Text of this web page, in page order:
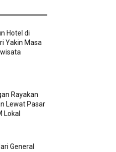
Hotel di
Yakin Masa
Rayakan
Lewat Pasar
Lokal
General